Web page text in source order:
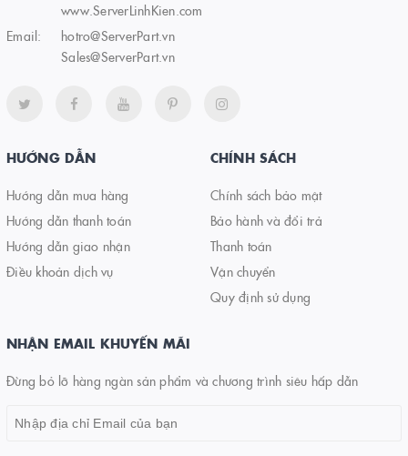
www.ServerLinhKien.com
Email:
hotro@ServerPart.vn
Sales@ServerPart.vn
HƯỚNG DẪN
Hướng dẫn mua hàng
Hướng dẫn thanh toán
Hướng dẫn giao nhận
Điều khoản dịch vụ
CHÍNH SÁCH
Chính sách bảo mật
Bảo hành và đổi trả
Thanh toán
Vận chuyển
Quy định sử dụng
NHẬN EMAIL KHUYẾN MÃI
Đừng bỏ lỡ hàng ngàn sản phẩm và chương trình siêu hấp dẫn